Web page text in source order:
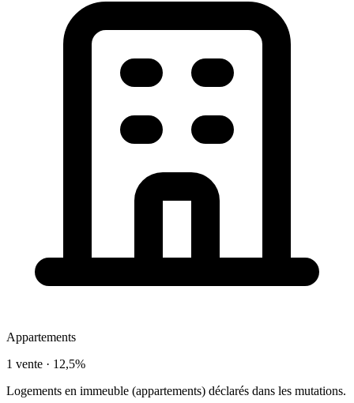
Appartements
1 vente · 12,5%
Logements en immeuble (appartements) déclarés dans les mutations.